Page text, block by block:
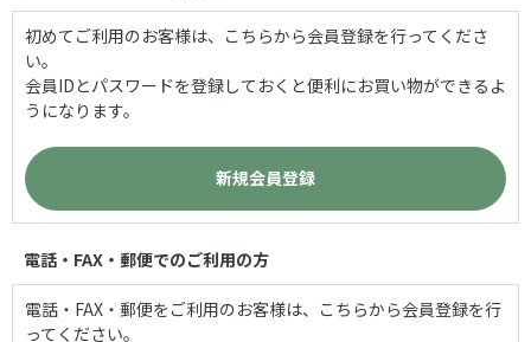
初めてご利用のお客様は、こちらから会員登録を行ってくださ
い。
会員IDとパスワードを登録しておくと便利にお買い物ができるよ
うになります。
電話・FAX・郵便でのご利用の方
電話・FAX・郵便をご利用のお客様は、こちらから会員登録を行
ってください。